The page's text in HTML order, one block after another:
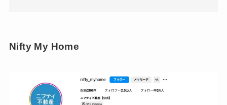
Nifty My Home